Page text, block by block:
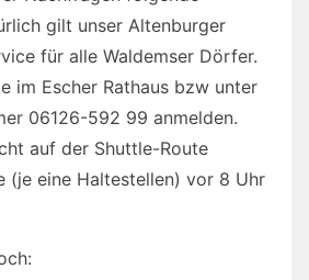
gilt unser Altenburger
für alle Waldemser Dörfer.
im Escher Rathaus bzw unter
06126-592 99 anmelden.
auf der Shuttle-Route
(je eine Haltestellen) vor 8 Uhr